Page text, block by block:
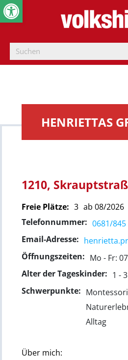
HENRIETTAS
1210,
Freie Plätze: 3 ab 08/2026
Telefonnummer: 0681/845
Email-Adresse:
Öffnungszeiten: Mo - Fr:
Alter der Tageskinder: 1 -
Schwerpunkte:
Alltag
Über mich: